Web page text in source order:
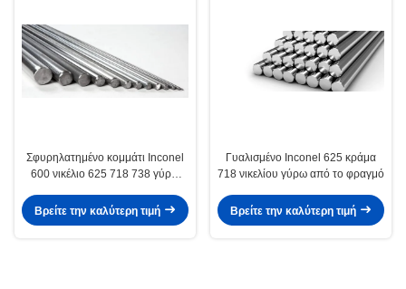
Σφυρηλατημένο κομμάτι Inconel
600 νικέλιο 625 718 738 γύρω
Βρείτε την καλύτερη τιμή
Γυαλισμένο Inconel 625 κράμα
718 νικελίου γύρω από το φραγμό
Βρείτε την καλύτερη τιμή